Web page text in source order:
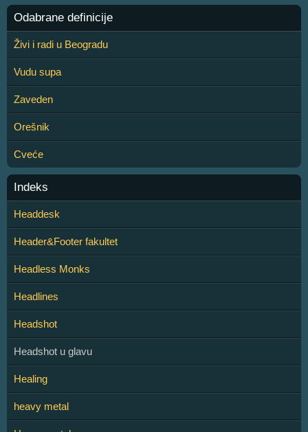
Odabrane definicije
Živi i radi u Beogradu
Vudu supa
Zaveden
Orešnik
Cveće
Indeks
Headdesk
Header&Footer fakultet
Headless Monks
Headlines
Headshot
Headshot u glavu
Healing
heavy metal